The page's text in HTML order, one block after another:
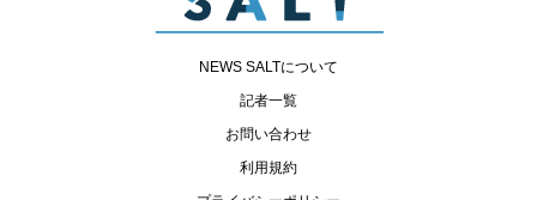
NEWS SALTについて
記者一覧
お問い合わせ
利用規約